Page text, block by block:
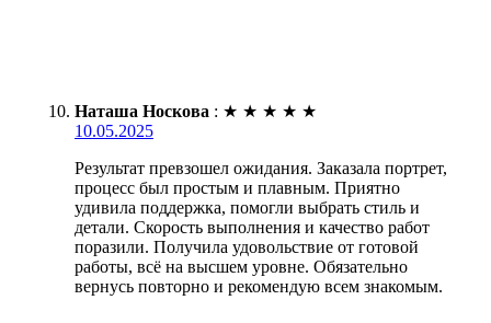
Наташа Носкова : ★ ★ ★ ★ ★
10.05.2025
Результат превзошел ожидания. Заказала портрет,
процесс был простым и плавным. Приятно
удивила поддержка, помогли выбрать стиль и
детали. Скорость выполнения и качество работ
поразили. Получила удовольствие от готовой
работы, всё на высшем уровне. Обязательно
вернусь повторно и рекомендую всем знакомым.